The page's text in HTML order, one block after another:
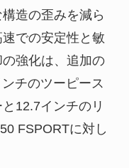
造の歪みを減ら
での安定性と敏
強化は、追加の
チのツーピース
12.7インチのリ
FSPORTに対し